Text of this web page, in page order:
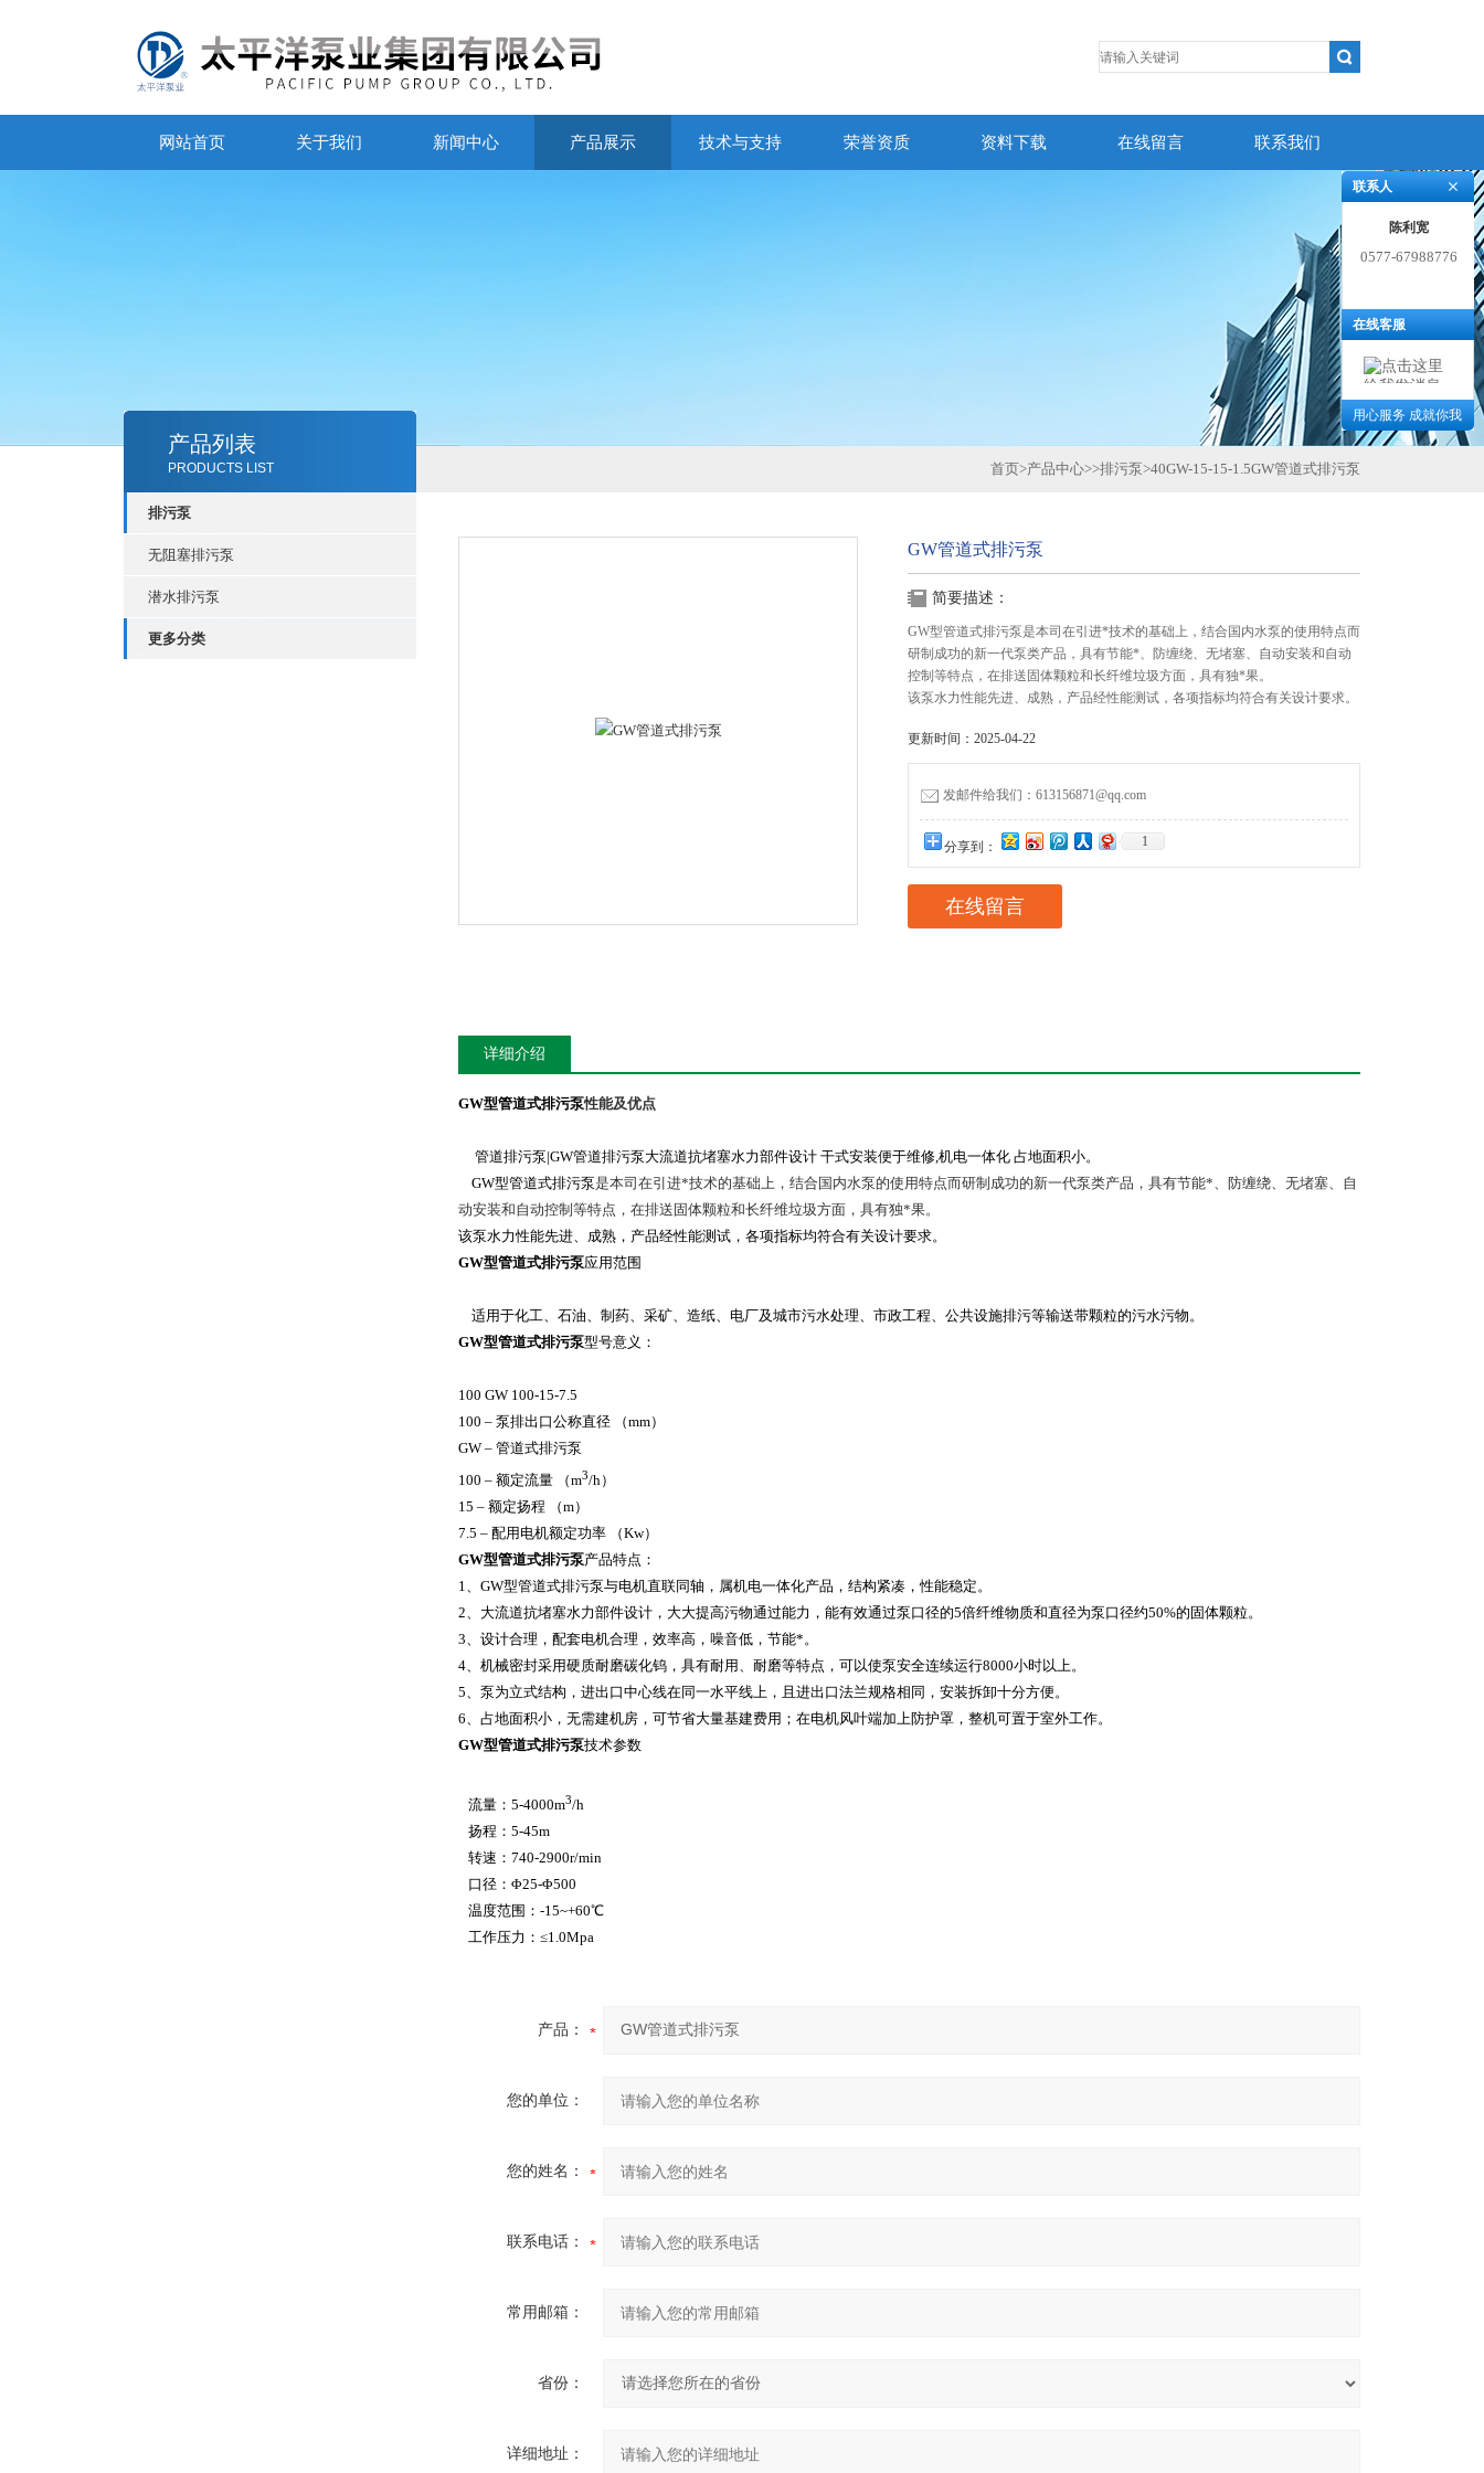
网站首页 关于我们 新闻中心 产品展示 技术与支持 荣誉资质 资料下载 在线留言 联系我们
产品列表
PRODUCTS LIST
排污泵
无阻塞排污泵
潜水排污泵
更多分类
首页>产品中心>>排污泵>40GW-15-15-1.5GW管道式排污泵
GW管道式排污泵
简要描述：
GW型管道式排污泵是本司在引进*技术的基础上，结合国内水泵的使用特点而
研制成功的新一代泵类产品，具有节能*、防缠绕、无堵塞、自动安装和自动
控制等特点，在排送固体颗粒和长纤维垃圾方面，具有独*果。
该泵水力性能先进、成熟，产品经性能测试，各项指标均符合有关设计要求。
更新时间：2025-04-22
发邮件给我们：613156871@qq.com
分享到： 1
在线留言
详细介绍
GW型管道式排污泵性能及优点
管道排污泵|GW管道排污泵大流道抗堵塞水力部件设计 干式安装便于维修,机电一体化 占地面积小。
GW型管道式排污泵是本司在引进*技术的基础上，结合国内水泵的使用特点而研制成功的新一代泵类产品，具有节能*、防缠绕、无堵塞、自
动安装和自动控制等特点，在排送固体颗粒和长纤维垃圾方面，具有独*果。
该泵水力性能先进、成熟，产品经性能测试，各项指标均符合有关设计要求。
GW型管道式排污泵应用范围
适用于化工、石油、制药、采矿、造纸、电厂及城市污水处理、市政工程、公共设施排污等输送带颗粒的污水污物。
GW型管道式排污泵型号意义：
100 GW 100-15-7.5
100 – 泵排出口公称直径 （mm）
GW – 管道式排污泵
100 – 额定流量 （m3/h）
15 – 额定扬程 （m）
7.5 – 配用电机额定功率 （Kw）
GW型管道式排污泵产品特点：
1、 GW型管道式排污泵与电机直联同轴，属机电一体化产品，结构紧凑，性能稳定。
2、大流道抗堵塞水力部件设计，大大提高污物通过能力，能有效通过泵口径的5倍纤维物质和直径为泵口径约50%的固体颗粒。
3、设计合理，配套电机合理，效率高，噪音低，节能*。
4、机械密封采用硬质耐磨碳化钨，具有耐用、耐磨等特点，可以使泵安全连续运行8000小时以上。
5、泵为立式结构，进出口中心线在同一水平线上，且进出口法兰规格相同，安装拆卸十分方便。
6、占地面积小，无需建机房，可节省大量基建费用；在电机风叶端加上防护罩，整机可置于室外工作。
GW型管道式排污泵技术参数
流量：5-4000m3/h
扬程：5-45m
转速：740-2900r/min
口径：Φ25-Φ500
温度范围：-15~+60℃
工作压力：≤1.0Mpa
产品：
您的单位：
您的姓名：
联系电话：
常用邮箱：
省份：
详细地址：
联系人
陈利宽
0577-67988776
在线客服
用心服务 成就你我